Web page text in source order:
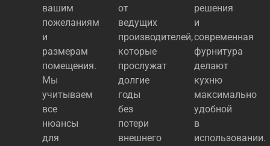
вашим
пожеланиям
и
размерам
помещения.
Мы
учитываем
все
нюансы
для
от
ведущих
производителей,
которые
прослужат
долгие
годы
без
потери
внешнего
решения
и
современная
фурнитура
делают
кухню
максимально
удобной
в
использовании.